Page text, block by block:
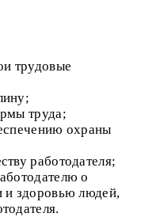
трудовые
труда;
охраны
работодателя;
о
и здоровью людей,